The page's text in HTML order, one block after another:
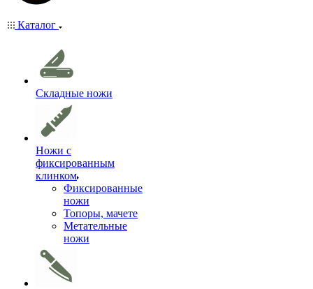
Каталог
Складные ножи
Ножи с
фиксированным
клинком
Фиксированные
ножи
Топоры, мачете
Метательные
ножи